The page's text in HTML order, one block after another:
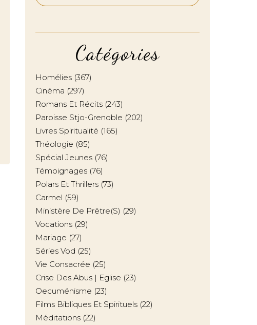
Catégories
Homélies (367)
Cinéma (297)
Romans Et Récits (243)
Paroisse Stjo-Grenoble (202)
Livres Spiritualité (165)
Théologie (85)
Spécial Jeunes (76)
Témoignages (76)
Polars Et Thrillers (73)
Carmel (59)
Ministère De Prêtre(s) (29)
Vocations (29)
Mariage (27)
Séries Vod (25)
Vie Consacrée (25)
Crise Des Abus | Eglise (23)
Oecuménisme (23)
Films Bibliques Et Spirituels (22)
Méditations (22)